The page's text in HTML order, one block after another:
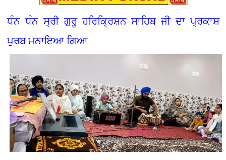
ਧੰਨ ਧੰਨ ਸ੍ਰੀ ਗੁਰੂ ਹਰਿਕ੍ਰਿਸ਼ਨ ਸਾਹਿਬ ਜੀ ਦਾ ਪ੍ਰਕਾਸ਼
ਪੁਰਬ ਮਨਾਇਆ ਗਿਆ